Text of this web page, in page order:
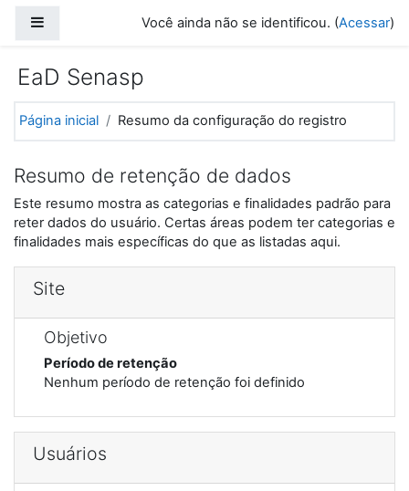
Você ainda não se identificou. (Acessar)
EaD Senasp
Página inicial Resumo da configuração do registro
Resumo de retenção de dados
Este resumo mostra as categorias e finalidades padrão para
reter dados do usuário. Certas áreas podem ter categorias e
finalidades mais específicas do que as listadas aqui.
Site
Objetivo
Período de retenção
Nenhum período de retenção foi definido
Usuários